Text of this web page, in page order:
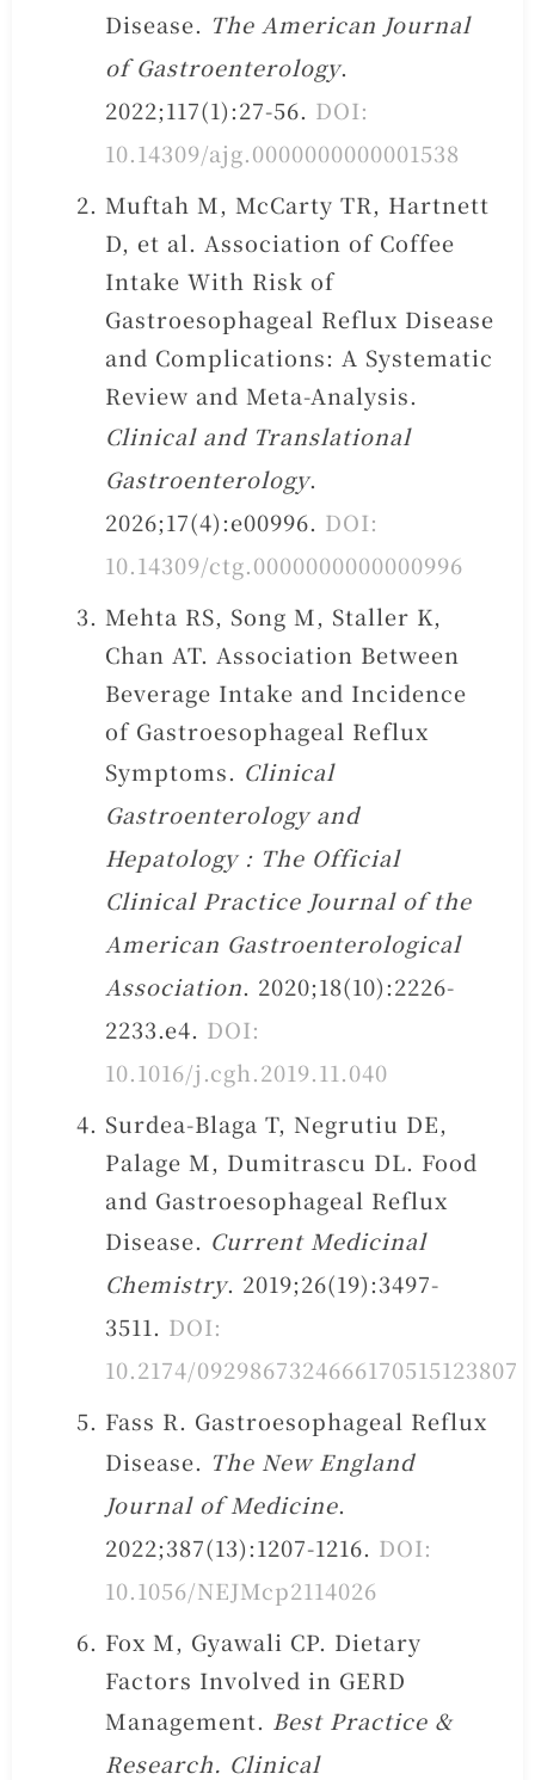
Disease. The American Journal
of Gastroenterology.
2022;117(1):27-56. DOI:
10.14309/ajg.0000000000001538
Muftah M, McCarty TR, Hartnett
D, et al. Association of Coffee
Intake With Risk of
Gastroesophageal Reflux Disease
and Complications: A Systematic
Review and Meta-Analysis.
Clinical and Translational
Gastroenterology.
2026;17(4):e00996. DOI:
10.14309/ctg.0000000000000996
Mehta RS, Song M, Staller K,
Chan AT. Association Between
Beverage Intake and Incidence
of Gastroesophageal Reflux
Symptoms. Clinical
Gastroenterology and
Hepatology : The Official
Clinical Practice Journal of the
American Gastroenterological
Association. 2020;18(10):2226-
2233.e4. DOI:
10.1016/j.cgh.2019.11.040
Surdea-Blaga T, Negrutiu DE,
Palage M, Dumitrascu DL. Food
and Gastroesophageal Reflux
Disease. Current Medicinal
Chemistry. 2019;26(19):3497-
3511. DOI:
10.2174/0929867324666170515123807
Fass R. Gastroesophageal Reflux
Disease. The New England
Journal of Medicine.
2022;387(13):1207-1216. DOI:
10.1056/NEJMcp2114026
Fox M, Gyawali CP. Dietary
Factors Involved in GERD
Management. Best Practice &
Research. Clinical